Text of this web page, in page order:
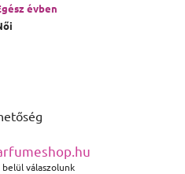
évben
válaszolunk